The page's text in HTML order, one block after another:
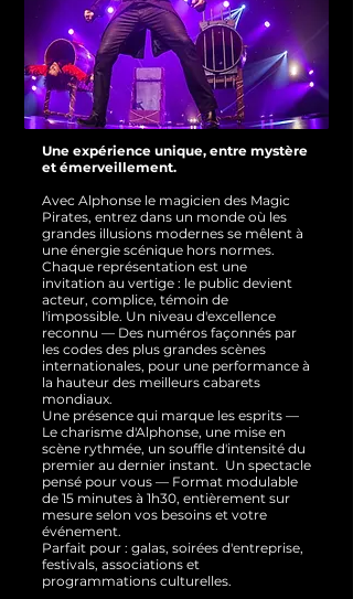
Une expérience unique, entre mystère
et émerveillement.
Avec Alphonse le magicien des Magic
Pirates, entrez dans un monde où les
grandes illusions modernes se mêlent à
une énergie scénique hors normes.
Chaque représentation est une
invitation au vertige : le public devient
acteur, complice, témoin de
l'impossible. Un niveau d'excellence
reconnu — Des numéros façonnés par
les codes des plus grandes scènes
internationales, pour une performance à
la hauteur des meilleurs cabarets
mondiaux.
Une présence qui marque les esprits —
Le charisme d'Alphonse, une mise en
scène rythmée, un souffle d'intensité du
premier au dernier instant. Un spectacle
pensé pour vous — Format modulable
de 15 minutes à 1h30, entièrement sur
mesure selon vos besoins et votre
événement.
Parfait pour : galas, soirées d'entreprise,
festivals, associations et
programmations culturelles.